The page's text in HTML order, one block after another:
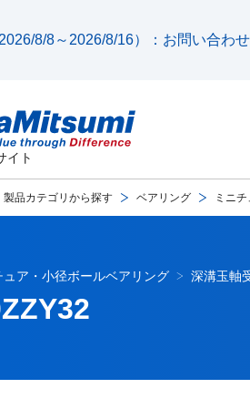
8/8～2026/8/16）：お問い合わ
イト
製品カテゴリから探す ベアリング ミニ
ュア・小径ボールベアリング 深溝玉軸